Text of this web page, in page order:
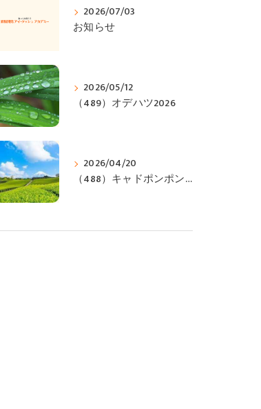
2026/07/03
お知らせ
2026/05/12
（489）オデハツ2026
2026/04/20
（488）キャドポンポンジィ